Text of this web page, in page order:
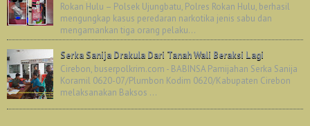
Rokan Hulu – Polsek Ujungbatu, Polres Rokan Hulu, berhasil
mengungkap kasus peredaran narkotika jenis sabu dan
mengamankan tiga orang pelaku...
Serka Sanija Drakula Dari Tanah Wali Beraksi Lagi
Cirebon, buserpolkrim.com - BABINSA Pamijahan Serka Sanija
Koramil 0620-07/Plumbon Kodim 0620/Kabupaten Cirebon
melaksanakan Baksos ...